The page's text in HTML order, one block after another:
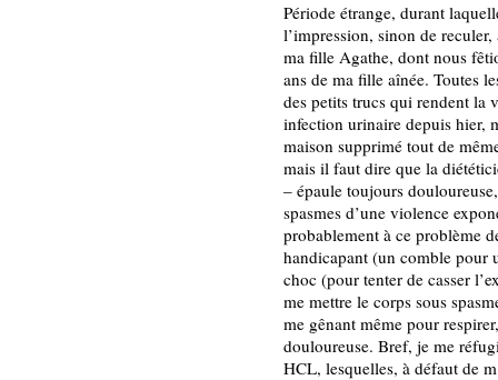
Période étrange, durant
l’impression, sinon de reculer,
ma fille Agathe, dont nous
ans de ma fille aînée. Toutes
des petits trucs qui rendent la
infection urinaire depuis hier,
maison supprimé tout de
mais il faut dire que la
– épaule toujours
spasmes d’une violence
probablement à ce problème
handicapant (un comble pour
choc (pour tenter de casser
me mettre le corps sous
me gênant même pour
douloureuse. Bref, je me
HCL, lesquelles, à défaut de